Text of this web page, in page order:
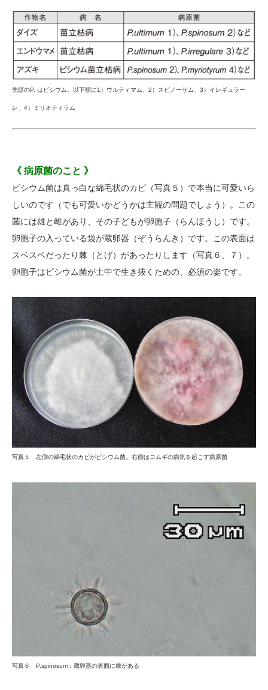
先頭のP. はピシウム。以下順に1）ウルティマム、2）スピノーサム、3）イレギュラー
レ、4）ミリオティラム
《 病原菌のこと 》
ピシウム菌は真っ白な綿毛状のカビ（写真５）で本当に可愛いら
しいのです（でも可愛いかどうかは主観の問題でしょう）。この
菌には雄と雌があり、その子どもが卵胞子（らんほうし）です。
卵胞子の入っている袋が蔵卵器（ぞうらんき）です。この表面は
スベスベだったり棘（とげ）があったりします（写真６、７）。
卵胞子はピシウム菌が土中で生き抜くための、必須の姿です。
写真５ 左側の綿毛状のカビがピシウム菌。右側はコムギの病気を起こす病原菌
写真６ P.spinosum ：蔵卵器の表面に棘がある